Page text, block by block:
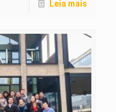
Leia mais